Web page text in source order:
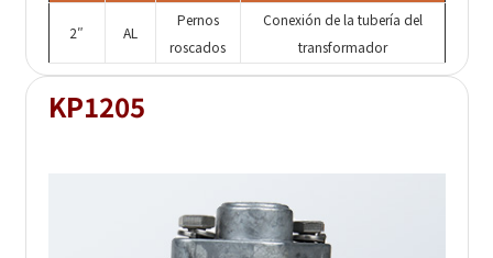
2″ AL
Pernos
roscados
Conexión de la tubería del
transformador
KP1205